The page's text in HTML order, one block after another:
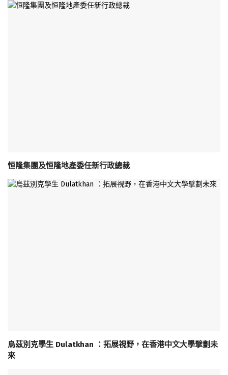
恒隆集團及恒隆地產委任新行政總裁
烏茲別克學生 Dulatkhan ：拓展視野，在香港中文大學擘劃未
來